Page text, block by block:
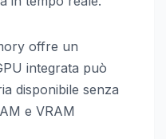
offre un
integrata può
disponibile senza
e VRAM